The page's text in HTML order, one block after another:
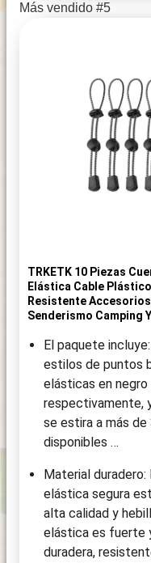
Más vendido #5
TRKETK 10 Piezas
Elástica Cable
Resistente
Senderismo Camping
El paquete
estilos de puntos
elásticas en negro
respectivamente,
se estira a más
disponibles …
Material
elástica segura
alta calidad y
elástica es fuerte
duradera,